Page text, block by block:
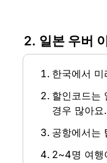
2. 일본 우버
한국에서
할인코드는
경우 많아요.
공항에서는
2~4명 여행